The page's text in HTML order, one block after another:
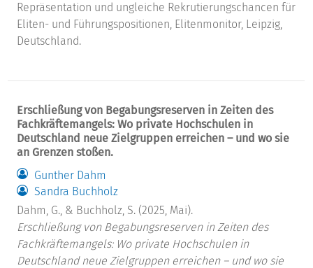
Repräsentation und ungleiche Rekrutierungschancen für
Eliten- und Führungspositionen, Elitenmonitor, Leipzig,
Deutschland.
Erschließung von Begabungsreserven in Zeiten des
Fachkräftemangels: Wo private Hochschulen in
Deutschland neue Zielgruppen erreichen – und wo sie
an Grenzen stoßen.
Gunther Dahm
Sandra Buchholz
Dahm, G., & Buchholz, S. (2025, Mai).
Erschließung von Begabungsreserven in Zeiten des
Fachkräftemangels: Wo private Hochschulen in
Deutschland neue Zielgruppen erreichen – und wo sie